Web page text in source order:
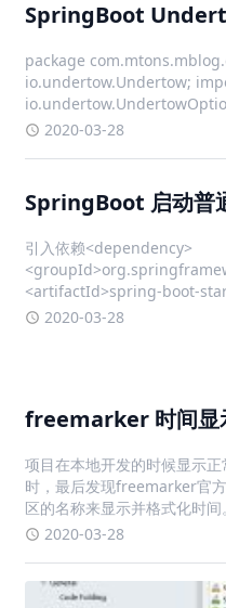
SpringBoot 启动普
引入依赖<dependency>
<artifactId>spring-boot-
<version>2.0.9</version> </
freemarker 时间显
项目在本地开发的时候显示正
时，最后发现freemarker官